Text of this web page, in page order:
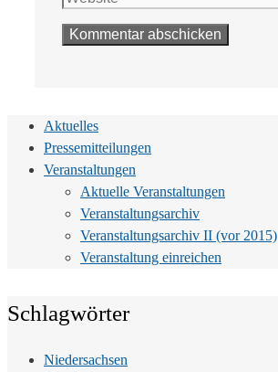
Aktuelles
Pressemitteilungen
Veranstaltungen
Aktuelle Veranstaltungen
Veranstaltungsarchiv
Veranstaltungsarchiv II (vor 2015)
Veranstaltung einreichen
Schlagwörter
Niedersachsen